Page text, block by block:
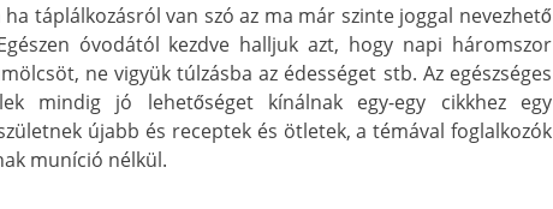
táplálkozásról van szó az ma már szinte joggal nevezhető
óvodától kezdve halljuk azt, hogy napi háromszor
ne vigyük túlzásba az édességet stb. Az egészséges
mindig jó lehetőséget kínálnak egy-egy cikkhez egy
újabb és receptek és ötletek, a témával foglalkozók
muníció nélkül.